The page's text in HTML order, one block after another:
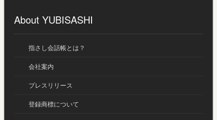
About YUBISASHI
指さし会話帳とは？
会社案内
プレスリリース
登録商標について